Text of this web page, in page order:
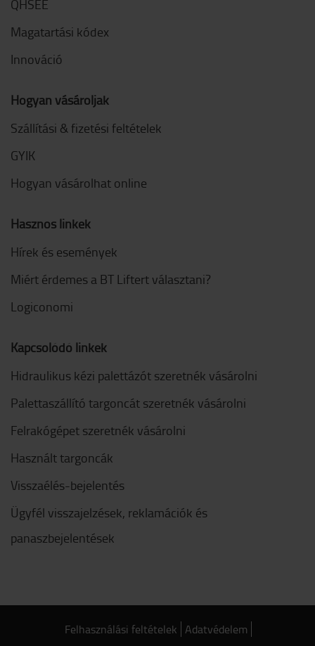
QHSEE
Magatartási kódex
Innováció
Hogyan vásároljak
Szállítási & fizetési feltételek
GYIK
Hogyan vásárolhat online
Hasznos linkek
Hírek és események
Miért érdemes a BT Liftert választani?
Logiconomi
Kapcsolódó linkek
Hidraulikus kézi palettázót szeretnék vásárolni
Palettaszállító targoncát szeretnék vásárolni
Felrakógépet szeretnék vásárolni
Használt targoncák
Visszaélés-bejelentés
Ügyfél visszajelzések, reklamációk és
panaszbejelentések
Felhasználási feltételek Adatvédelem